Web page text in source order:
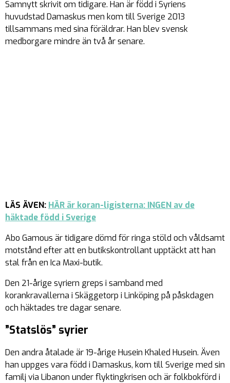
Samnytt skrivit om tidigare. Han är född i Syriens
huvudstad Damaskus men kom till Sverige 2013
tillsammans med sina föräldrar. Han blev svensk
medborgare mindre än två år senare.
LÄS ÄVEN: HÄR är koran-ligisterna: INGEN av de
häktade född i Sverige
Abo Gamous är tidigare dömd för ringa stöld och våldsamt
motstånd efter att en butikskontrollant upptäckt att han
stal från en Ica Maxi-butik.
Den 21-årige syriern greps i samband med
korankravallerna i Skäggetorp i Linköping på påskdagen
och häktades tre dagar senare.
”Statslös” syrier
Den andra åtalade är 19-årige Husein Khaled Husein. Även
han uppges vara född i Damaskus, kom till Sverige med sin
familj via Libanon under flyktingkrisen och är folkbokförd i